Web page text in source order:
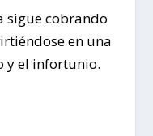
sigue cobrando
en una
y el infortunio.